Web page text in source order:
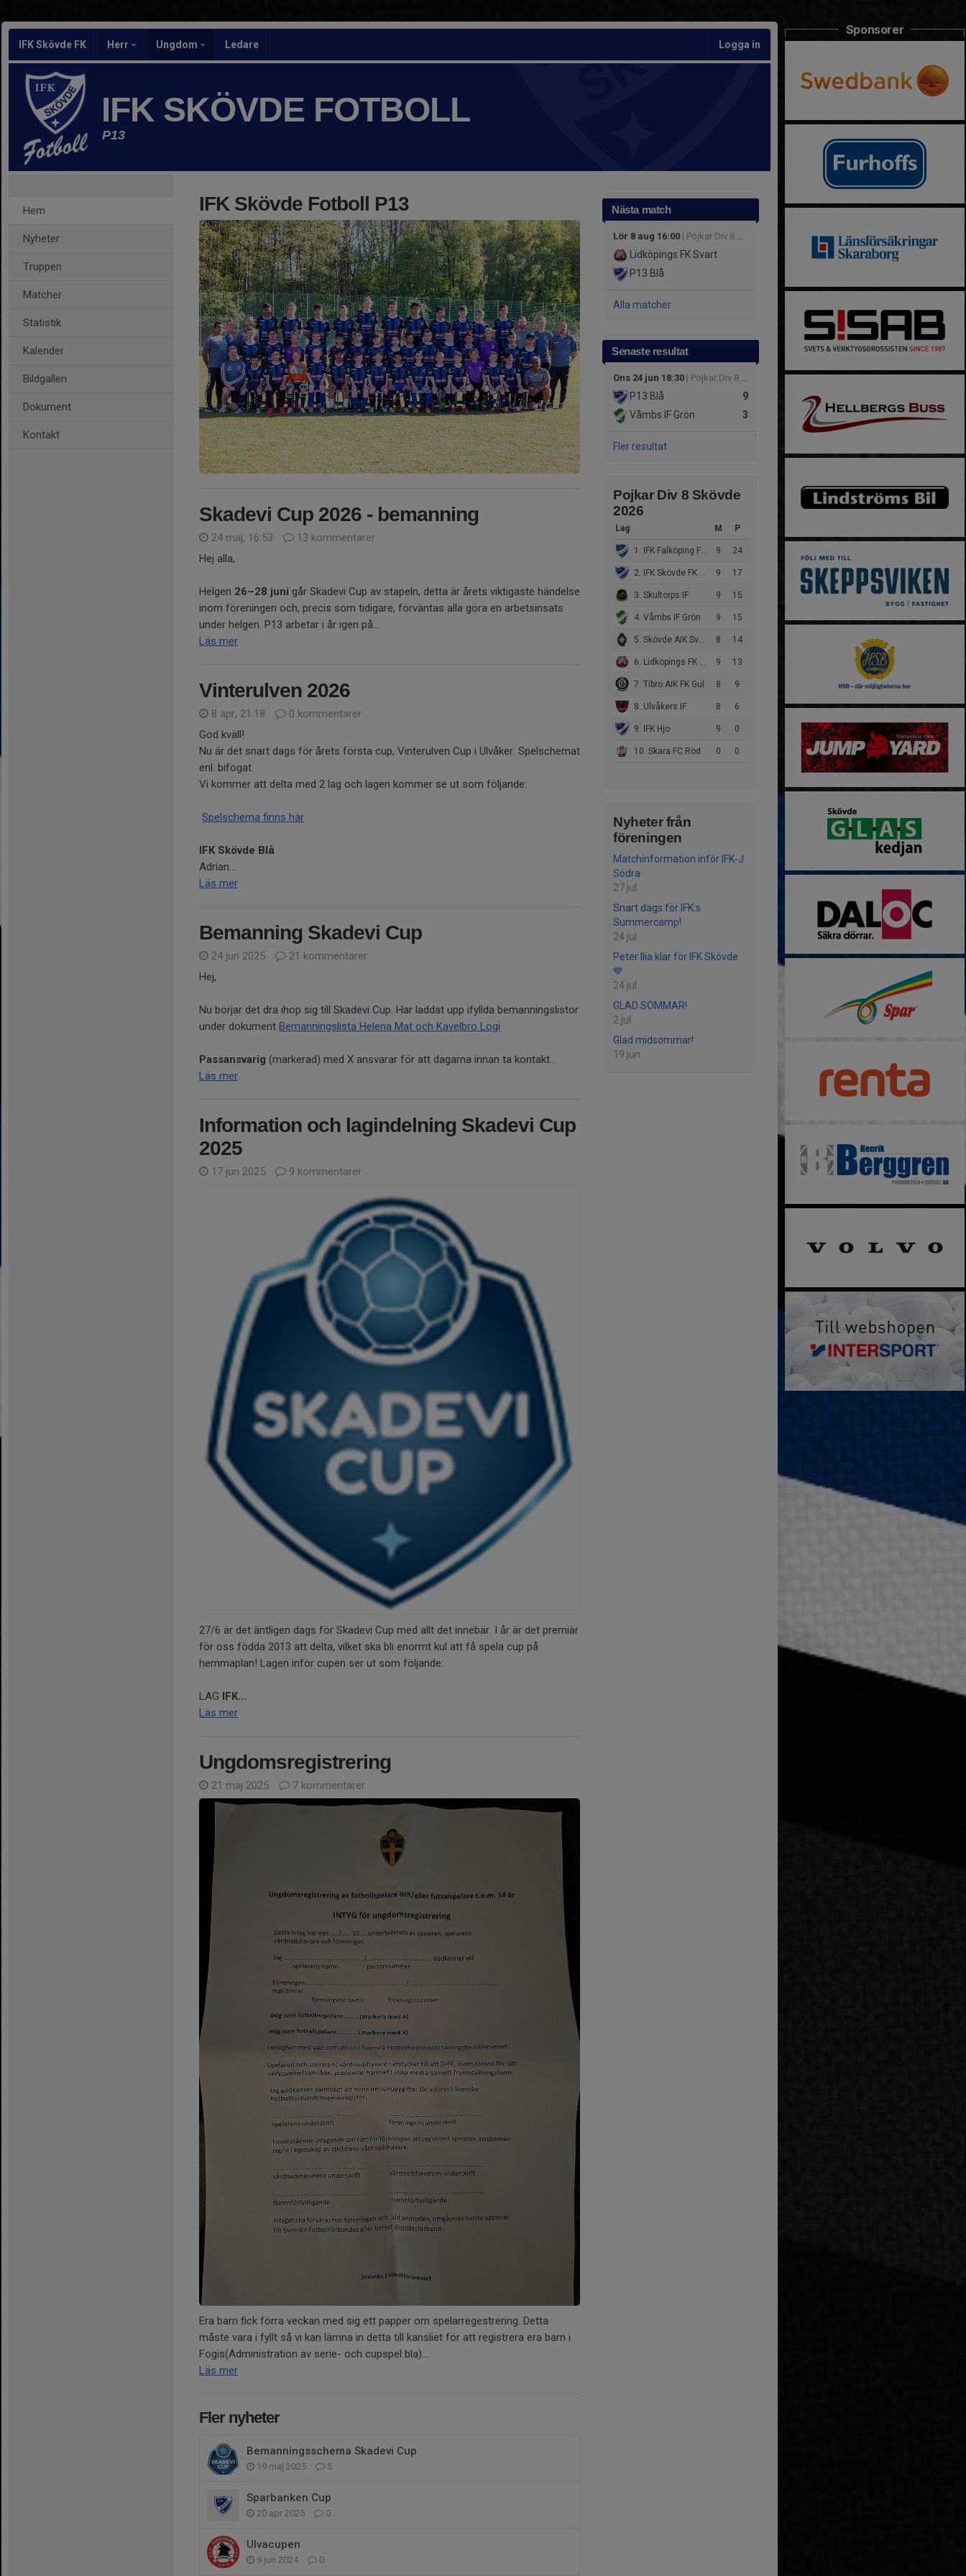
IFK Skövde FK Herr Ungdom Ledare Logga in
IFK SKÖVDE FOTBOLL
P13
Hem
Nyheter
Truppen
Matcher
Statistik
Kalender
Bildgalleri
Dokument
Kontakt
Nästa match
Lör 8 aug 16:00 | Pojkar Div 8 Skövde
Lidköpings FK Svart
P13 Blå
Alla matcher
Senaste resultat
Ons 24 jun 18:30 | Pojkar Div 8 Skövde
9
P13 Blå
3
Våmbs IF Grön
Fler resultat
Pojkar Div 8 Skövde
2026
Lag M P
1. IFK Falköping FF Vit 9 24
2. IFK Skövde FK Blå 9 17
3. Skultorps IF 9 15
4. Våmbs IF Grön 9 15
5. Skövde AIK Svart 8 14
6. Lidköpings FK Svart 9 13
7. Tibro AIK FK Gul 8 9
8. Ulvåkers IF 8 6
9. IFK Hjo 9 0
10. Skara FC Röd 0 0
Nyheter från
föreningen
Matchinformation inför IFK-J
Södra
27 jul
Snart dags för IFK:s
Summercamp!
24 jul
Peter Ilia klar för IFK Skövde
💙
24 jul
GLAD SOMMAR!
2 jul
Glad midsommar!
19 jun
IFK Skövde Fotboll P13
Skadevi Cup 2026 - bemanning
24 maj, 16:53
13 kommentarer
Hej alla,
Helgen 26–28 juni går Skadevi Cup av stapeln, detta är årets viktigaste händelse
inom föreningen och, precis som tidigare, förväntas alla göra en arbetsinsats
under helgen. P13 arbetar i år igen på...
Läs mer
Vinterulven 2026
8 apr, 21:18
0 kommentarer
God kväll!
Nu är det snart dags för årets första cup, Vinterulven Cup i Ulvåker. Spelschemat
enl. bifogat.
Vi kommer att delta med 2 lag och lagen kommer se ut som följande:
Spelschema finns här
IFK Skövde Blå
Adrian...
Läs mer
Bemanning Skadevi Cup
24 jun 2025
21 kommentarer
Hej,
Nu börjar det dra ihop sig till Skadevi Cup. Har laddat upp ifyllda bemanningslistor
under dokument Bemanningslista Helena Mat och Kavelbro Logi
Passansvarig (markerad) med X ansvarar för att dagarna innan ta kontakt...
Läs mer
Information och lagindelning Skadevi Cup
2025
17 jun 2025 9 kommentarer
27/6 är det äntligen dags för Skadevi Cup med allt det innebär. I år är det premiär
för oss födda 2013 att delta, vilket ska bli enormt kul att få spela cup på
hemmaplan! Lagen inför cupen ser ut som följande:
LAG IFK...
Läs mer
Ungdomsregistrering
21 maj 2025 7 kommentarer
Era barn fick förra veckan med sig ett papper om spelarregestrering. Detta
måste vara i fyllt så vi kan lämna in detta till kansliet för att registrera era barn i
Fogis(Administration av serie- och cupspel bla)....
Läs mer
Fler nyheter
Bemanningsschema Skadevi Cup
19 maj 2025 5
Sparbanken Cup
20 apr 2025 0
Ulvacupen
9 jun 2024 0
Sponsorer